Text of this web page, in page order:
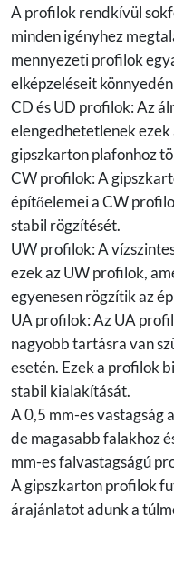
A profilok rendkívül
minden igényhez
mennyezeti profilok
elképzeléseit
CD és UD profilok: Az
elengedhetetlenek
gipszkarton plafonhoz
CW profilok: A
építőelemei a CW
stabil rögzítését.
UW profilok: A
ezek az UW profilok,
egyenesen rögzítik az
UA profilok: Az UA
nagyobb tartásra van
esetén. Ezek a profilok
stabil kialakítását.
A 0,5 mm-es vastagság
de magasabb falakhoz
mm-es falvastagságú
A gipszkarton profilok
árajánlatot adunk a